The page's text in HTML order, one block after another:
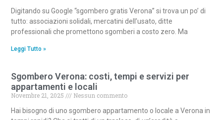
Digitando su Google “sgombero gratis Verona” si trova un po’ di
tutto: associazioni solidali, mercatini dell’usato, ditte
professionali che promettono sgomberi a costo zero. Ma
Leggi Tutto »
Sgombero Verona: costi, tempi e servizi per
appartamenti e locali
Novembre 21, 2025
Nessun commento
Hai bisogno di uno sgombero appartamento o locale a Verona in